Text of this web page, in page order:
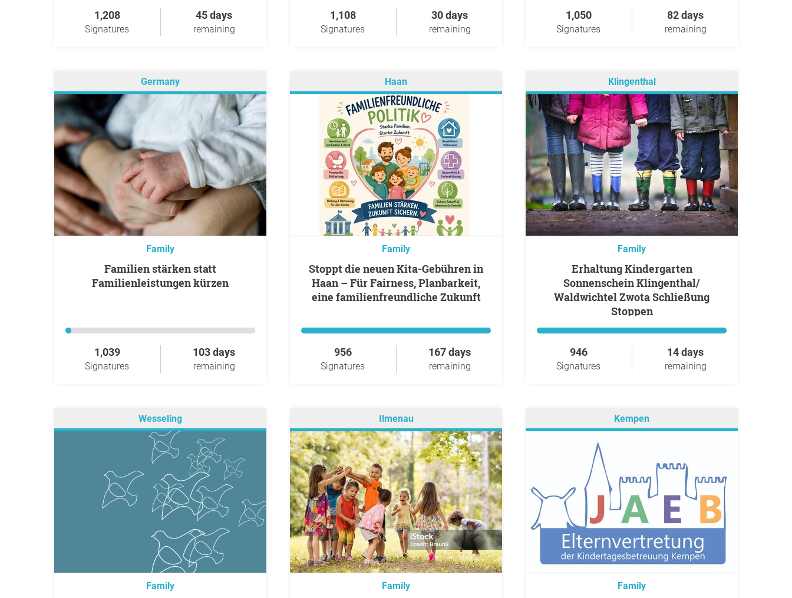
1,208
Signatures
45 days
remaining
1,108
Signatures
30 days
remaining
1,050
Signatures
82 days
remaining
Germany
Family
Familien stärken statt
Familienleistungen kürzen
1,039
Signatures
103 days
remaining
Haan
Family
Stoppt die neuen Kita-Gebühren in
Haan – Für Fairness, Planbarkeit,
eine familienfreundliche Zukunft
956
Signatures
167 days
remaining
Klingenthal
Family
Erhaltung Kindergarten
Sonnenschein Klingenthal/
Waldwichtel Zwota Schließung
Stoppen
946
Signatures
14 days
remaining
Wesseling
Family
Ilmenau
Family
Kempen
Family